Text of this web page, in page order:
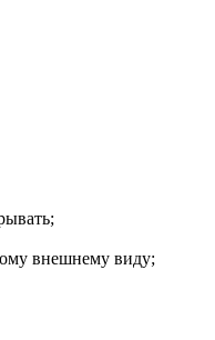
внешнему виду;